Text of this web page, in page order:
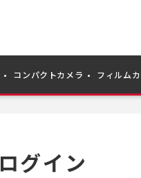
コンパクトカメラ フィルム
ログイン